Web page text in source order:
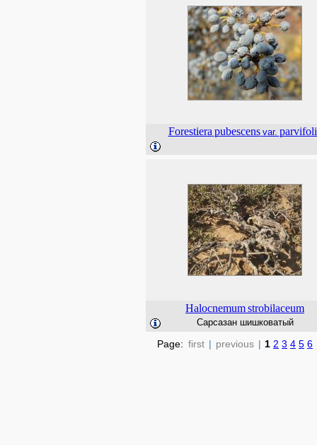
Forestiera pubescens var.
Halocnemumstrobilaceum
Сарсазан шишковатый
Page: first | previous | 1 2 3 4 5 6